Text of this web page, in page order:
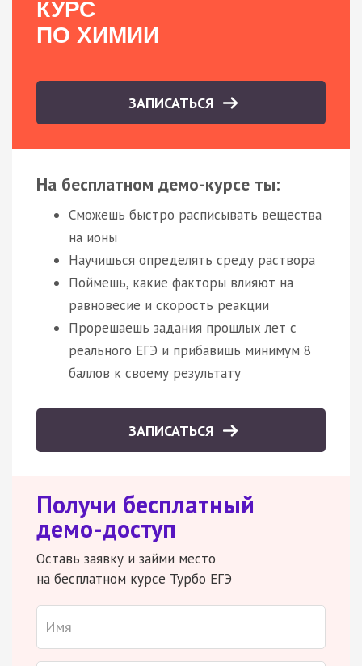
КУРС
ПО ХИМИИ
ЗАПИСАТЬСЯ
На бесплатном демо-курсе ты:
Сможешь быстро расписывать вещества
на ионы
Научишься определять среду раствора
Поймешь, какие факторы влияют на
равновесие и скорость реакции
Прорешаешь задания прошлых лет с
реального ЕГЭ и прибавишь минимум 8
баллов к своему результату
ЗАПИСАТЬСЯ
Получи бесплатный
демо-доступ
Оставь заявку и займи место
на бесплатном курсе Турбо ЕГЭ